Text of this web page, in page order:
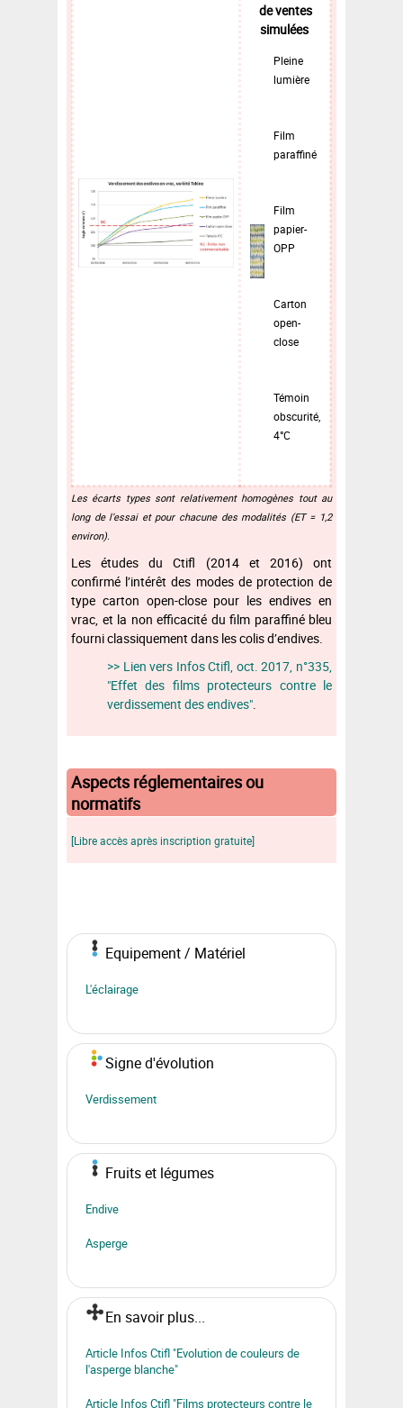
de ventes
simulées
Pleine
lumière
Film
paraffiné
Film
papier-
OPP
Carton
open-
close
Témoin
obscurité,
4°C
Les écarts types sont relativement homogènes tout au
long de l’essai et pour chacune des modalités (ET = 1,2
environ).
Les études du Ctifl (2014 et 2016) ont
confirmé l’intérêt des modes de protection de
type carton open-close pour les endives en
vrac, et la non efficacité du film paraffiné bleu
fourni classiquement dans les colis d’endives.
>> Lien vers Infos Ctifl, oct. 2017, n°335,
"Effet des films protecteurs contre le
verdissement des endives".
Aspects réglementaires ou
normatifs
[Libre accès après inscription gratuite]
Equipement / Matériel
L'éclairage
Signe d'évolution
Verdissement
Fruits et légumes
Endive
Asperge
En savoir plus...
Article Infos Ctifl "Evolution de couleurs de
l'asperge blanche"
Article Infos Ctifl "Films protecteurs contre le